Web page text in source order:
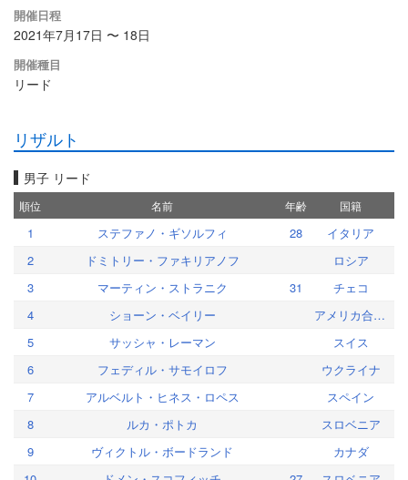
開催日程
2021年7月17日 〜 18日
開催種目
リード
リザルト
男子 リード
順位 名前 年齢 国籍
1 ステファノ・ギソルフィ 28
イタリア
2
ドミトリー・ファキリアノフ
ロシア
3
マーティン・ストラニク 31
チェコ
4
ショーン・ベイリー
アメリカ合衆国
5
サッシャ・レーマン
スイス
6
フェディル・サモイロフ
ウクライナ
7
アルベルト・ヒネス・ロペス
スペイン
8
ルカ・ポトカ
スロベニア
9
ヴィクトル・ボードランド
カナダ